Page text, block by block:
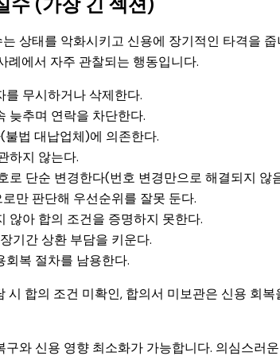
상태를 악화시키고 신용에 장기적인 타격을
례에서 자주 관찰되는 행동입니다.
무시하거나 삭제한다.
늦추며 연락을 차단한다.
법 대납업체)에 의존한다.
하지 않는다.
로 단순 변경한다(번호 변경만으로 해결되지 않
만 판단해 우선순위를 잘못 둔다.
않아 합의 조건을 증명하지 못한다.
기간 상환 부담을 키운다.
회복 절차를 남용한다.
시 합의 조건 미확인, 합의서 미보관은 신용 회
와 신용 영향 최소화가 가능합니다. 의심스러